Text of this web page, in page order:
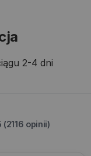
2-4 dni
(2116 opinii)